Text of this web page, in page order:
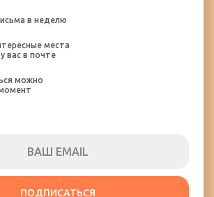
в неделю
места
вас в почте
можно
ПОДПИСАТЬСЯ